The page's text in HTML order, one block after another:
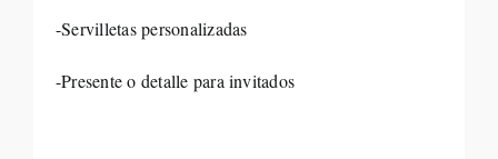
-Servilletas personalizadas
-Presente o detalle para invitados